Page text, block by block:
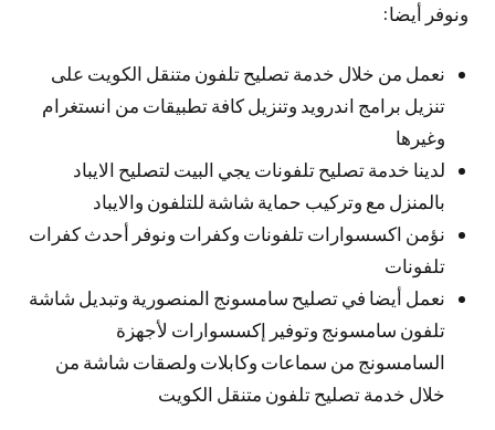
ونوفر أيضا:
نعمل من خلال خدمة تصليح تلفون متنقل الكويت على
تنزيل برامج اندرويد وتنزيل كافة تطبيقات من انستغرام
وغيرها
لدينا خدمة تصليح تلفونات يجي البيت لتصليح الايباد
بالمنزل مع وتركيب حماية شاشة للتلفون والايباد
نؤمن اكسسوارات تلفونات وكفرات ونوفر أحدث كفرات
تلفونات
نعمل أيضا في تصليح سامسونج المنصورية وتبديل شاشة
تلفون سامسونج وتوفير إكسسوارات لأجهزة
السامسونج من سماعات وكابلات ولصقات شاشة من
خلال خدمة تصليح تلفون متنقل الكويت